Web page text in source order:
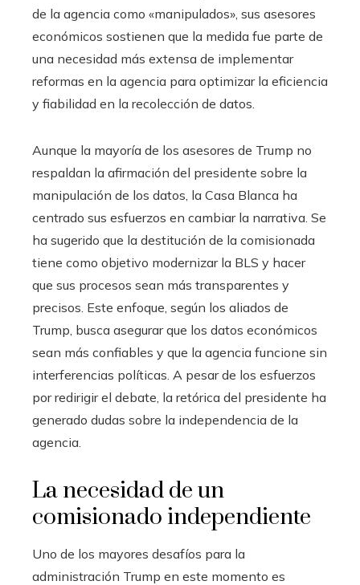
de la agencia como «manipulados», sus asesores
económicos sostienen que la medida fue parte de
una necesidad más extensa de implementar
reformas en la agencia para optimizar la eficiencia
y fiabilidad en la recolección de datos.
Aunque la mayoría de los asesores de Trump no
respaldan la afirmación del presidente sobre la
manipulación de los datos, la Casa Blanca ha
centrado sus esfuerzos en cambiar la narrativa. Se
ha sugerido que la destitución de la comisionada
tiene como objetivo modernizar la BLS y hacer
que sus procesos sean más transparentes y
precisos. Este enfoque, según los aliados de
Trump, busca asegurar que los datos económicos
sean más confiables y que la agencia funcione sin
interferencias políticas. A pesar de los esfuerzos
por redirigir el debate, la retórica del presidente ha
generado dudas sobre la independencia de la
agencia.
La necesidad de un
comisionado independiente
Uno de los mayores desafíos para la
administración Trump en este momento es